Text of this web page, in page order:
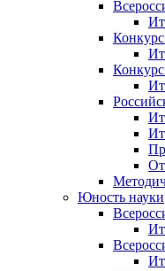
Юность науки